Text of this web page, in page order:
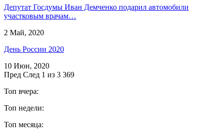
Депутат Госдумы Иван Демченко подарил автомобили
участковым врачам…
2 Май, 2020
День России 2020
10 Июн, 2020
Пред След 1 из 3 369
Топ вчера:
Топ недели:
Топ месяца: